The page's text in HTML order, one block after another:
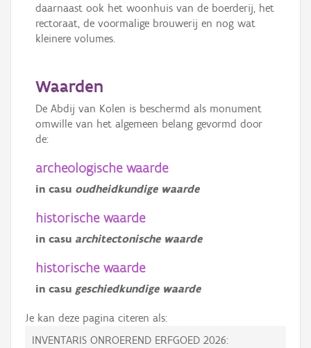
daarnaast ook het woonhuis van de boerderij, het
rectoraat, de voormalige brouwerij en nog wat
kleinere volumes.
Waarden
De Abdij van Kolen is beschermd als monument
omwille van het algemeen belang gevormd door
de:
archeologische waarde
in casu oudheidkundige waarde
historische waarde
in casu architectonische waarde
historische waarde
in casu geschiedkundige waarde
Je kan deze pagina citeren als:
INVENTARIS ONROEREND ERFGOED 2026: